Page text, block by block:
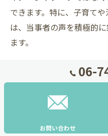
できます。特に、子育て
は、当事者の声を積極的
ます。
当事者意見から見た生活
利便性のポイント
06-
お問い合わせ